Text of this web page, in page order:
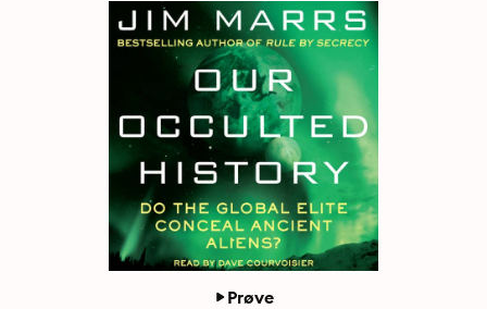
Prøve